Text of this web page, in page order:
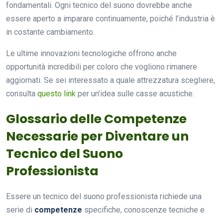
fondamentali. Ogni tecnico del suono dovrebbe anche
essere aperto a imparare continuamente, poiché l’industria è
in costante cambiamento.
Le ultime innovazioni tecnologiche offrono anche
opportunità incredibili per coloro che vogliono rimanere
aggiornati. Se sei interessato a quale attrezzatura scegliere,
consulta questo link per un’idea sulle casse acustiche.
Glossario delle Competenze
Necessarie per Diventare un
Tecnico del Suono
Professionista
Essere un tecnico del suono professionista richiede una
serie di competenze specifiche, conoscenze tecniche e